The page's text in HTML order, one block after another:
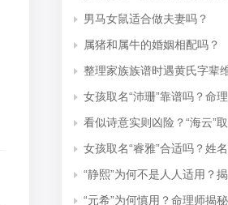
男马女鼠适合做夫妻吗？
属猪和属牛的婚姻相配吗？
整理家族族谱时遇黄氏字辈维学永，想知道后续接
女孩取名“沛珊”靠谱吗？命理师揭秘五行
看似诗意实则凶险？“海云”取名
女孩取名“睿雅”合适吗？姓名学全面解
“静熙”为何不是人人适用？揭秘名字背后的五
“元希”为何慎用？命理师揭秘取名背